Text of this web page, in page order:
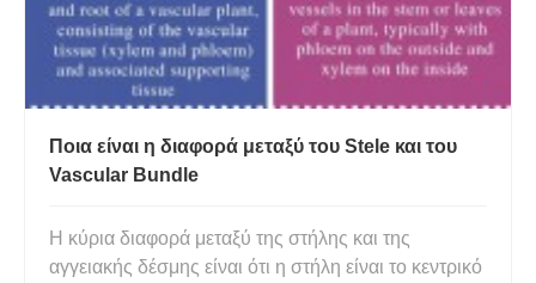
Ποια είναι η διαφορά μεταξύ του Stele και του
Vascular Bundle
Η κύρια διαφορά μεταξύ της στήλης και της
αγγειακής δέσμης είναι ότι η στήλη είναι το κεντρικό